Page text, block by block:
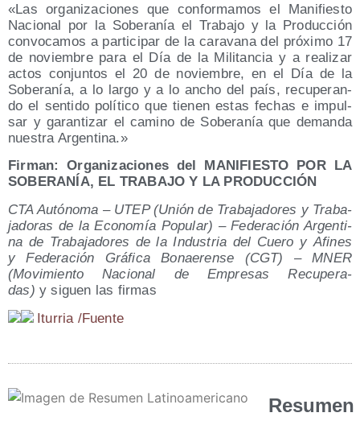
«Las orga­ni­za­cio­nes que con­for­ma­mos el Mani­fies­to
Nacio­nal por la Sobe­ra­nía el Tra­ba­jo y la Pro­duc­ción
con­vo­ca­mos a par­ti­ci­par de la cara­va­na del pró­xi­mo 17
de noviem­bre para el Día de la Mili­tan­cia y a rea­li­zar
actos con­jun­tos el 20 de noviem­bre, en el Día de la
Sobe­ra­nía, a lo lar­go y a lo ancho del país, recu­pe­ran­
do el sen­ti­do polí­ti­co que tie­nen estas fechas e impul­
sar y garan­ti­zar el camino de Sobe­ra­nía que deman­da
nues­tra Argentina.»
Fir­man: Orga­ni­za­cio­nes del MANIFIESTO POR LA
SOBERANÍA, EL TRABAJO Y LA PRODUCCIÓN
CTA Autó­no­ma – UTEP (Unión de Tra­ba­ja­do­res y Tra­ba­
ja­do­ras de la Eco­no­mía Popu­lar) – Fede­ra­ción Argen­ti­
na de Tra­ba­ja­do­res de la Indus­tria del Cue­ro y Afi­nes
y Fede­ra­ción Grá­fi­ca Bonae­ren­se (CGT) – MNER
(Movi­mien­to Nacio­nal de Empre­sas Recu­pe­ra­
das) y siguen las firmas
Itu­rria /​Fuen­te
Resumen